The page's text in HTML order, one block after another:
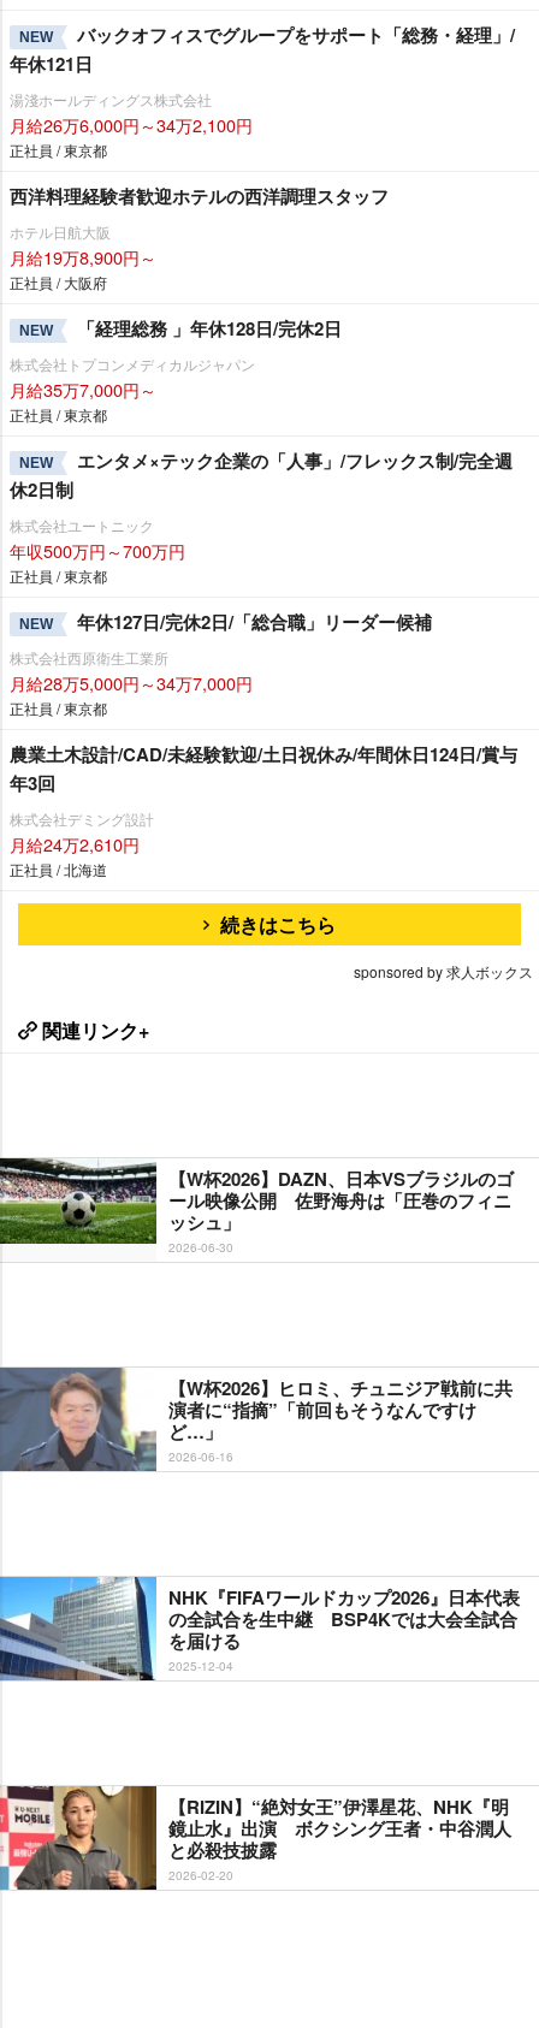
NEW
バックオフィスでグループをサポート「総務・経理」/
年休121日
湯淺ホールディングス株式会社
月給26万6,000円～34万2,100円
正社員 / 東京都
西洋料理経験者歓迎ホテルの西洋調理スタッフ
ホテル日航大阪
月給19万8,900円～
正社員 / 大阪府
NEW 「経理総務 」年休128日/完休2日
株式会社トプコンメディカルジャパン
月給35万7,000円～
正社員 / 東京都
NEW
エンタメ×テック企業の「人事」/フレックス制/完全週
休2日制
株式会社ユートニック
年収500万円～700万円
正社員 / 東京都
NEW 年休127日/完休2日/「総合職」リーダー候補
株式会社西原衛生工業所
月給28万5,000円～34万7,000円
正社員 / 東京都
農業土木設計/CAD/未経験歓迎/土日祝休み/年間休日124日/賞与
年3回
株式会社デミング設計
月給24万2,610円
正社員 / 北海道
続きはこちら
sponsored by 求人ボックス
関連リンク+
【W杯2026】DAZN、日本VSブラジルのゴ
ール映像公開 佐野海舟は「圧巻のフィニ
ッシュ」
2026-06-30
【W杯2026】ヒロミ、チュニジア戦前に共
演者に“指摘”「前回もそうなんですけ
ど…」
2026-06-16
NHK『FIFAワールドカップ2026』日本代表
の全試合を生中継 BSP4Kでは大会全試合
を届ける
2025-12-04
【RIZIN】“絶対女王”伊澤星花、NHK『明
鏡止水』出演 ボクシング王者・中谷潤人
と必殺技披露
2026-02-20